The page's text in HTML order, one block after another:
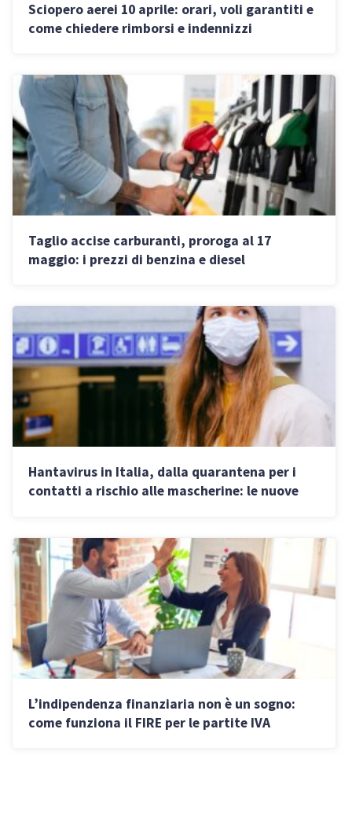
Sciopero aerei 10 aprile: orari, voli garantiti e
come chiedere rimborsi e indennizzi
Taglio accise carburanti, proroga al 17
maggio: i prezzi di benzina e diesel
Hantavirus in Italia, dalla quarantena per i
contatti a rischio alle mascherine: le nuove
L’indipendenza finanziaria non è un sogno:
come funziona il FIRE per le partite IVA